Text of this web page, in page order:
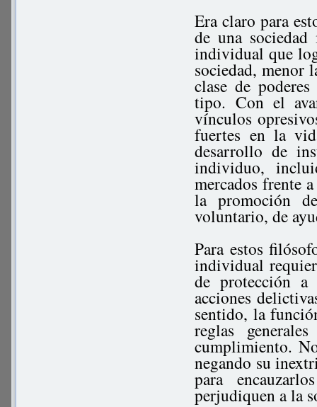
Era claro para
de una
individual que
sociedad, menor
clase de
tipo. Con el
vínculos
fuertes en la
desarrollo de
individuo,
mercados frente
la promoción
voluntario, de
Para estos
individual
de protección
acciones
sentido, la
reglas
cumplimiento.
negando su
para
perjudiquen a la